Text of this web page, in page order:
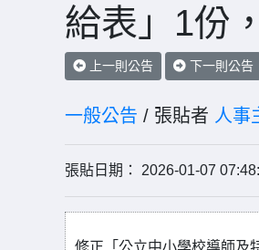
給表」1份
上一則公告 下一則公告
一般公告 / 張貼者 人事
張貼日期： 2026-01-07
修正「公立中小學校導師及